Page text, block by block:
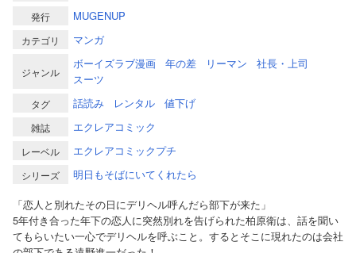
発行 MUGENUP
カテゴリ マンガ
ジャンル
ボーイズラブ漫画 年の差 リーマン
社長・上司
スーツ
タグ 話読み レンタル 値下げ
雑誌 エクレアコミック
レーベル エクレアコミックプチ
シリーズ
明日もそばにいてくれたら
「恋人と別れたその日にデリヘル呼んだら部下が来た」
5年付き合った年下の恋人に突然別れを告げられた柏原衛は、話を聞い
てもらいたい一心でデリヘルを呼ぶこと。するとそこに現れたのは会社